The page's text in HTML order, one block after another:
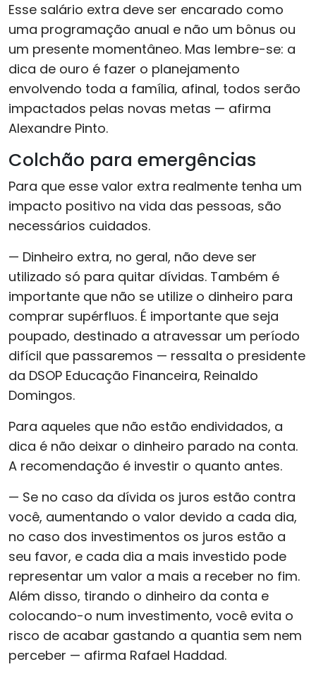
Esse salário extra deve ser encarado como
uma programação anual e não um bônus ou
um presente momentâneo. Mas lembre-se: a
dica de ouro é fazer o planejamento
envolvendo toda a família, afinal, todos serão
impactados pelas novas metas — afirma
Alexandre Pinto.
Colchão para emergências
Para que esse valor extra realmente tenha um
impacto positivo na vida das pessoas, são
necessários cuidados.
— Dinheiro extra, no geral, não deve ser
utilizado só para quitar dívidas. Também é
importante que não se utilize o dinheiro para
comprar supérfluos. É importante que seja
poupado, destinado a atravessar um período
difícil que passaremos — ressalta o presidente
da DSOP Educação Financeira, Reinaldo
Domingos.
Para aqueles que não estão endividados, a
dica é não deixar o dinheiro parado na conta.
A recomendação é investir o quanto antes.
— Se no caso da dívida os juros estão contra
você, aumentando o valor devido a cada dia,
no caso dos investimentos os juros estão a
seu favor, e cada dia a mais investido pode
representar um valor a mais a receber no fim.
Além disso, tirando o dinheiro da conta e
colocando-o num investimento, você evita o
risco de acabar gastando a quantia sem nem
perceber — afirma Rafael Haddad.